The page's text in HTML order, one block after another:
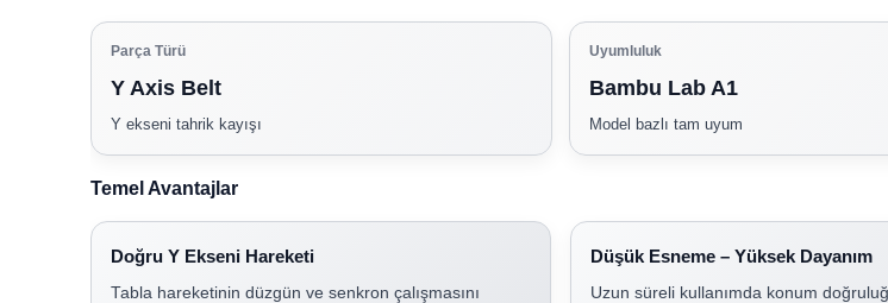
Parça Türü
Y Axis Belt
Y ekseni tahrik kayışı
Uyumluluk
Bambu Lab A1
Model bazlı tam uyum
Temel Avantajlar
Doğru Y Ekseni Hareketi
Tabla hareketinin düzgün ve senkron çalışmasını
Düşük Esneme – Yüksek Dayanım
Uzun süreli kullanımda konum